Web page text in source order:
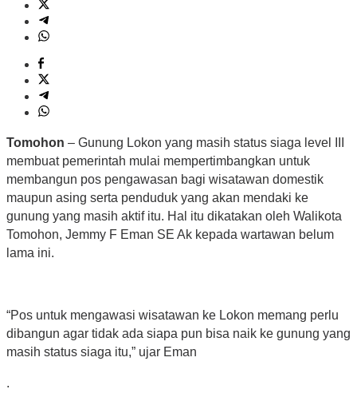
Tomohon – Gunung Lokon yang masih status siaga level III
membuat pemerintah mulai mempertimbangkan untuk
membangun pos pengawasan bagi wisatawan domestik
maupun asing serta penduduk yang akan mendaki ke
gunung yang masih aktif itu. Hal itu dikatakan oleh Walikota
Tomohon, Jemmy F Eman SE Ak kepada wartawan belum
lama ini.
“Pos untuk mengawasi wisatawan ke Lokon memang perlu
dibangun agar tidak ada siapa pun bisa naik ke gunung yang
masih status siaga itu,” ujar Eman
.